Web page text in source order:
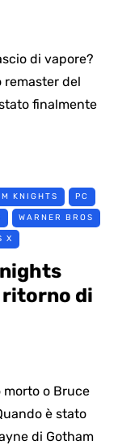
di vapore?
remaster del
finalmente
KNIGHTS PC
WARNER BROS
X
di
morto o Bruce
è stato
di Gotham